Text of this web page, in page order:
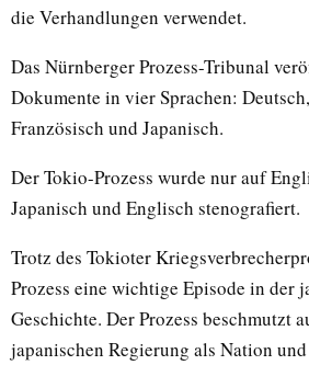
die Verhandlungen verwendet.
Das Nürnberger Prozess-Tribunal
Dokumente in vier Sprachen:
Französisch und Japanisch.
Der Tokio-Prozess wurde nur auf
Japanisch und Englisch stenografiert.
Trotz des Tokioter
Prozess eine wichtige Episode in der
Geschichte. Der Prozess beschmutzt
japanischen Regierung als Nation